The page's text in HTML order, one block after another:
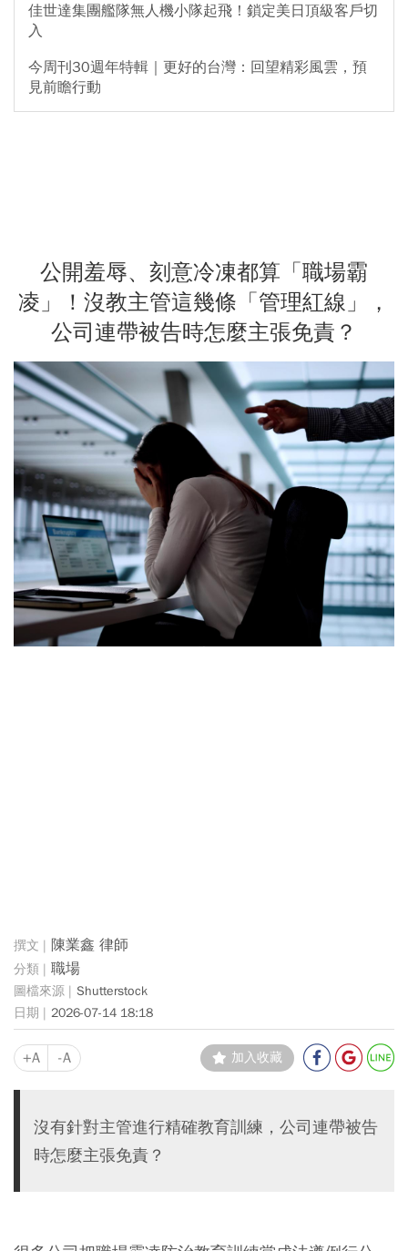
佳世達集團艦隊無人機小隊起飛！鎖定美日頂級客戶切
入
今周刊30週年特輯｜更好的台灣：回望精彩風雲，預
見前瞻行動
公開羞辱、刻意冷凍都算「職場霸
凌」！沒教主管這幾條「管理紅線」，
公司連帶被告時怎麼主張免責？
陳業鑫 律師
職場
Shutterstock
2026-07-14 18:18
+A -A 加入收藏
沒有針對主管進行精確教育訓練，公司連帶被告
時怎麼主張免責？